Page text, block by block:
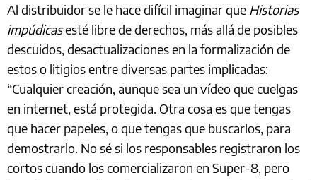
Al distribuidor se le hace difícil imaginar que Historias
impúdicasesté libre de derechos, más allá de posibles
descuidos, desactualizaciones en la formalización de
estos o litigios entre diversas partes implicadas:
“Cualquier creación, aunque sea un vídeo que cuelgas
en internet, está protegida. Otra cosa es que tengas
que hacer papeles, o que tengas que buscarlos, para
demostrarlo. No sé si los responsables registraron los
cortos cuando los comercializaron en Super-8, pero